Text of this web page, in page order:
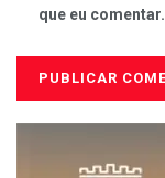
que eu comentar.